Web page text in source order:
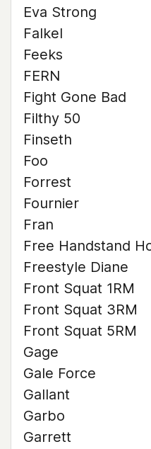
Eva Strong
Falkel
Feeks
FERN
Fight Gone Bad
Filthy 50
Finseth
Foo
Forrest
Fournier
Fran
Free Handstand
Freestyle Diane
Front Squat 1RM
Front Squat 3RM
Front Squat 5RM
Gage
Gale Force
Gallant
Garbo
Garrett